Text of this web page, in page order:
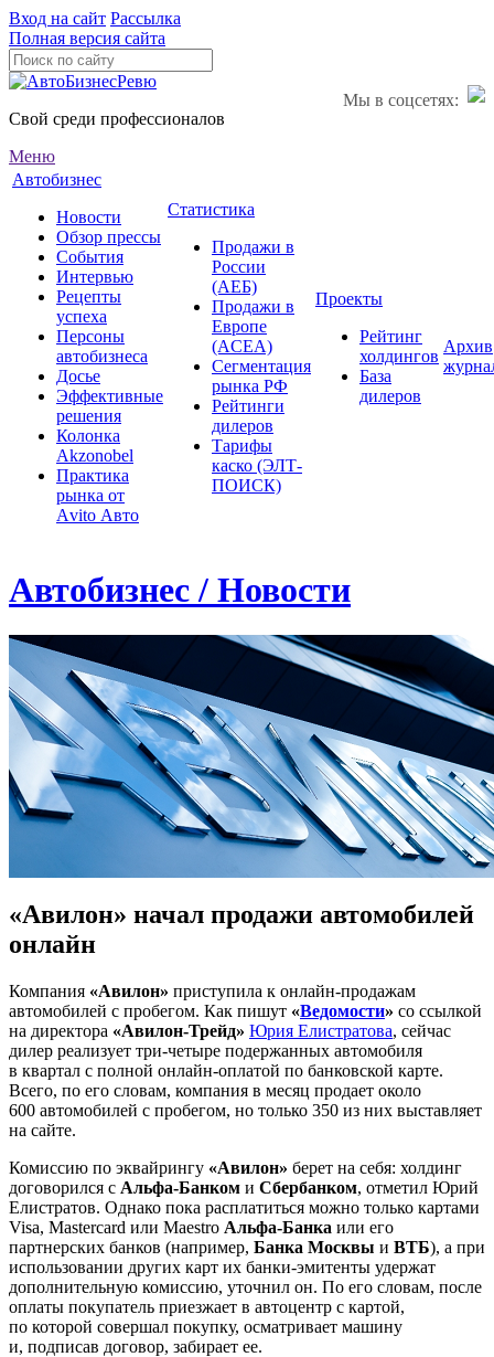
Вход на сайт Рассылка
Полная версия сайта
Мы в соцсетях:
Свой среди профессионалов
Меню
Автобизнес
Новости
Обзор прессы
События
Интервью
Рецепты
успеха
Персоны
автобизнеса
Досье
Эффективные
решения
Колонка
Akzonobel
Практика
рынка от
Аvito Авто
Статистика
Продажи в
России
(АЕБ)
Продажи в
Европе
(ACEA)
Сегментация
рынка РФ
Рейтинги
дилеров
Тарифы
каско (ЭЛТ-
ПОИСК)
Проекты
Рейтинг
холдингов
База
дилеров
Архив
Автобизнес / Новости
«Авилон» начал продажи автомобилей
онлайн
Компания «Авилон» приступила к онлайн-продажам
автомобилей с пробегом. Как пишут «Ведомости» со ссылкой
на директора «Авилон-Трейд» Юрия Елистратова, сейчас
дилер реализует три-четыре подержанных автомобиля
в квартал с полной онлайн-оплатой по банковской карте.
Всего, по его словам, компания в месяц продает около
600 автомобилей c пробегом, но только 350 из них выставляет
на сайте.
Комиссию по эквайрингу «Авилон» берет на себя: холдинг
договорился с Альфа-Банком и Сбербанком, отметил Юрий
Елистратов. Однако пока расплатиться можно только картами
Visa, Mastercard или Maestro Альфа-Банка или его
партнерских банков (например, Банка Москвы и ВТБ), а при
использовании других карт их банки-эмитенты удержат
дополнительную комиссию, уточнил он. По его словам, после
оплаты покупатель приезжает в автоцентр с картой,
по которой совершал покупку, осматривает машину
и, подписав договор, забирает ее.